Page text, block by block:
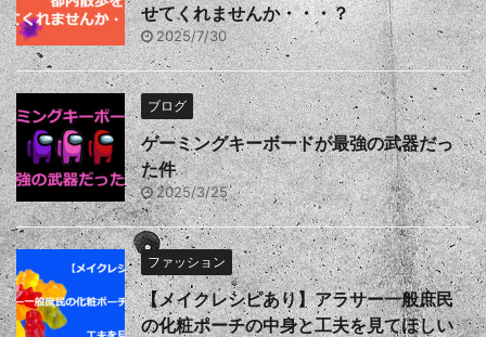
せてくれませんか・・・？
2025/7/30
ブログ
ゲーミングキーボードが最強の武器だっ
た件
2025/3/25
ファッション
【メイクレシピあり】アラサー一般庶民
の化粧ポーチの中身と工夫を見てほしい